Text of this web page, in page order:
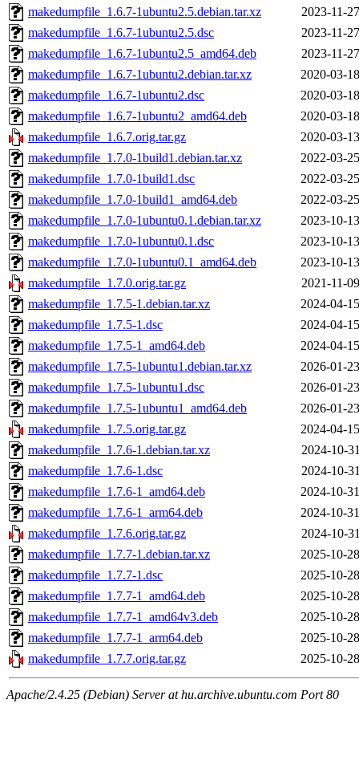
makedumpfile_1.6.7-1ubuntu2.5.debian.tar.xz
2023-11-
makedumpfile_1.6.7-1ubuntu2.5.dsc
2023-11-
makedumpfile_1.6.7-1ubuntu2.5_amd64.deb
2023-11-
makedumpfile_1.6.7-1ubuntu2.debian.tar.xz
2020-03-
makedumpfile_1.6.7-1ubuntu2.dsc
2020-03-
makedumpfile_1.6.7-1ubuntu2_amd64.deb
2020-03-
makedumpfile_1.6.7.orig.tar.gz
2020-03-
makedumpfile_1.7.0-1build1.debian.tar.xz
2022-03-
makedumpfile_1.7.0-1build1.dsc
2022-03-
makedumpfile_1.7.0-1build1_amd64.deb
2022-03-
makedumpfile_1.7.0-1ubuntu0.1.debian.tar.xz
2023-10-
makedumpfile_1.7.0-1ubuntu0.1.dsc
2023-10-
makedumpfile_1.7.0-1ubuntu0.1_amd64.deb
2023-10-
makedumpfile_1.7.0.orig.tar.gz
2021-11-
makedumpfile_1.7.5-1.debian.tar.xz
2024-04-
makedumpfile_1.7.5-1.dsc
2024-04-
makedumpfile_1.7.5-1_amd64.deb
2024-04-
makedumpfile_1.7.5-1ubuntu1.debian.tar.xz
2026-01-
makedumpfile_1.7.5-1ubuntu1.dsc
2026-01-
makedumpfile_1.7.5-1ubuntu1_amd64.deb
2026-01-
makedumpfile_1.7.5.orig.tar.gz
2024-04-
makedumpfile_1.7.6-1.debian.tar.xz
2024-10-
makedumpfile_1.7.6-1.dsc
2024-10-
makedumpfile_1.7.6-1_amd64.deb
2024-10-
makedumpfile_1.7.6-1_arm64.deb
2024-10-
makedumpfile_1.7.6.orig.tar.gz
2024-10-
makedumpfile_1.7.7-1.debian.tar.xz
2025-10-
makedumpfile_1.7.7-1.dsc
2025-10-
makedumpfile_1.7.7-1_amd64.deb
2025-10-
makedumpfile_1.7.7-1_amd64v3.deb
2025-10-
makedumpfile_1.7.7-1_arm64.deb
2025-10-
makedumpfile_1.7.7.orig.tar.gz
2025-10-
Apache/2.4.25 (Debian) Server at hu.archive.ubuntu.com Port 80